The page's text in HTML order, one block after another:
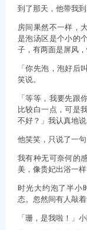
到了那天，他带我到
房间果然不一样，
是泡汤区是个小的
子，有两面是屏风
「你先泡，泡好后
笑说。
「等等，我要先跟
比较白一点，可是
不好？」我认真地说
他笑笑，只说了一
我有种无可奈何的
美，像贵妃出浴一
时光大约泡了半小
态。忽然间有人敲
「珊，是我啦！」小